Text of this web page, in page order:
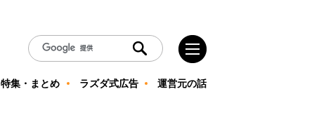
特集・まとめ ラズダ式広告 運営元の話